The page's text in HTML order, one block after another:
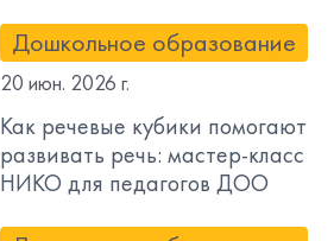
Дошкольное образование
20 июн. 2026 г.
Как речевые кубики помогают
развивать речь: мастер-класс
НИКО для педагогов ДОО